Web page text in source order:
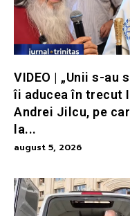
VIDEO | „Unii s-au
îi aducea în trecut
Andrei Jilcu, pe
la...
august 5, 2026